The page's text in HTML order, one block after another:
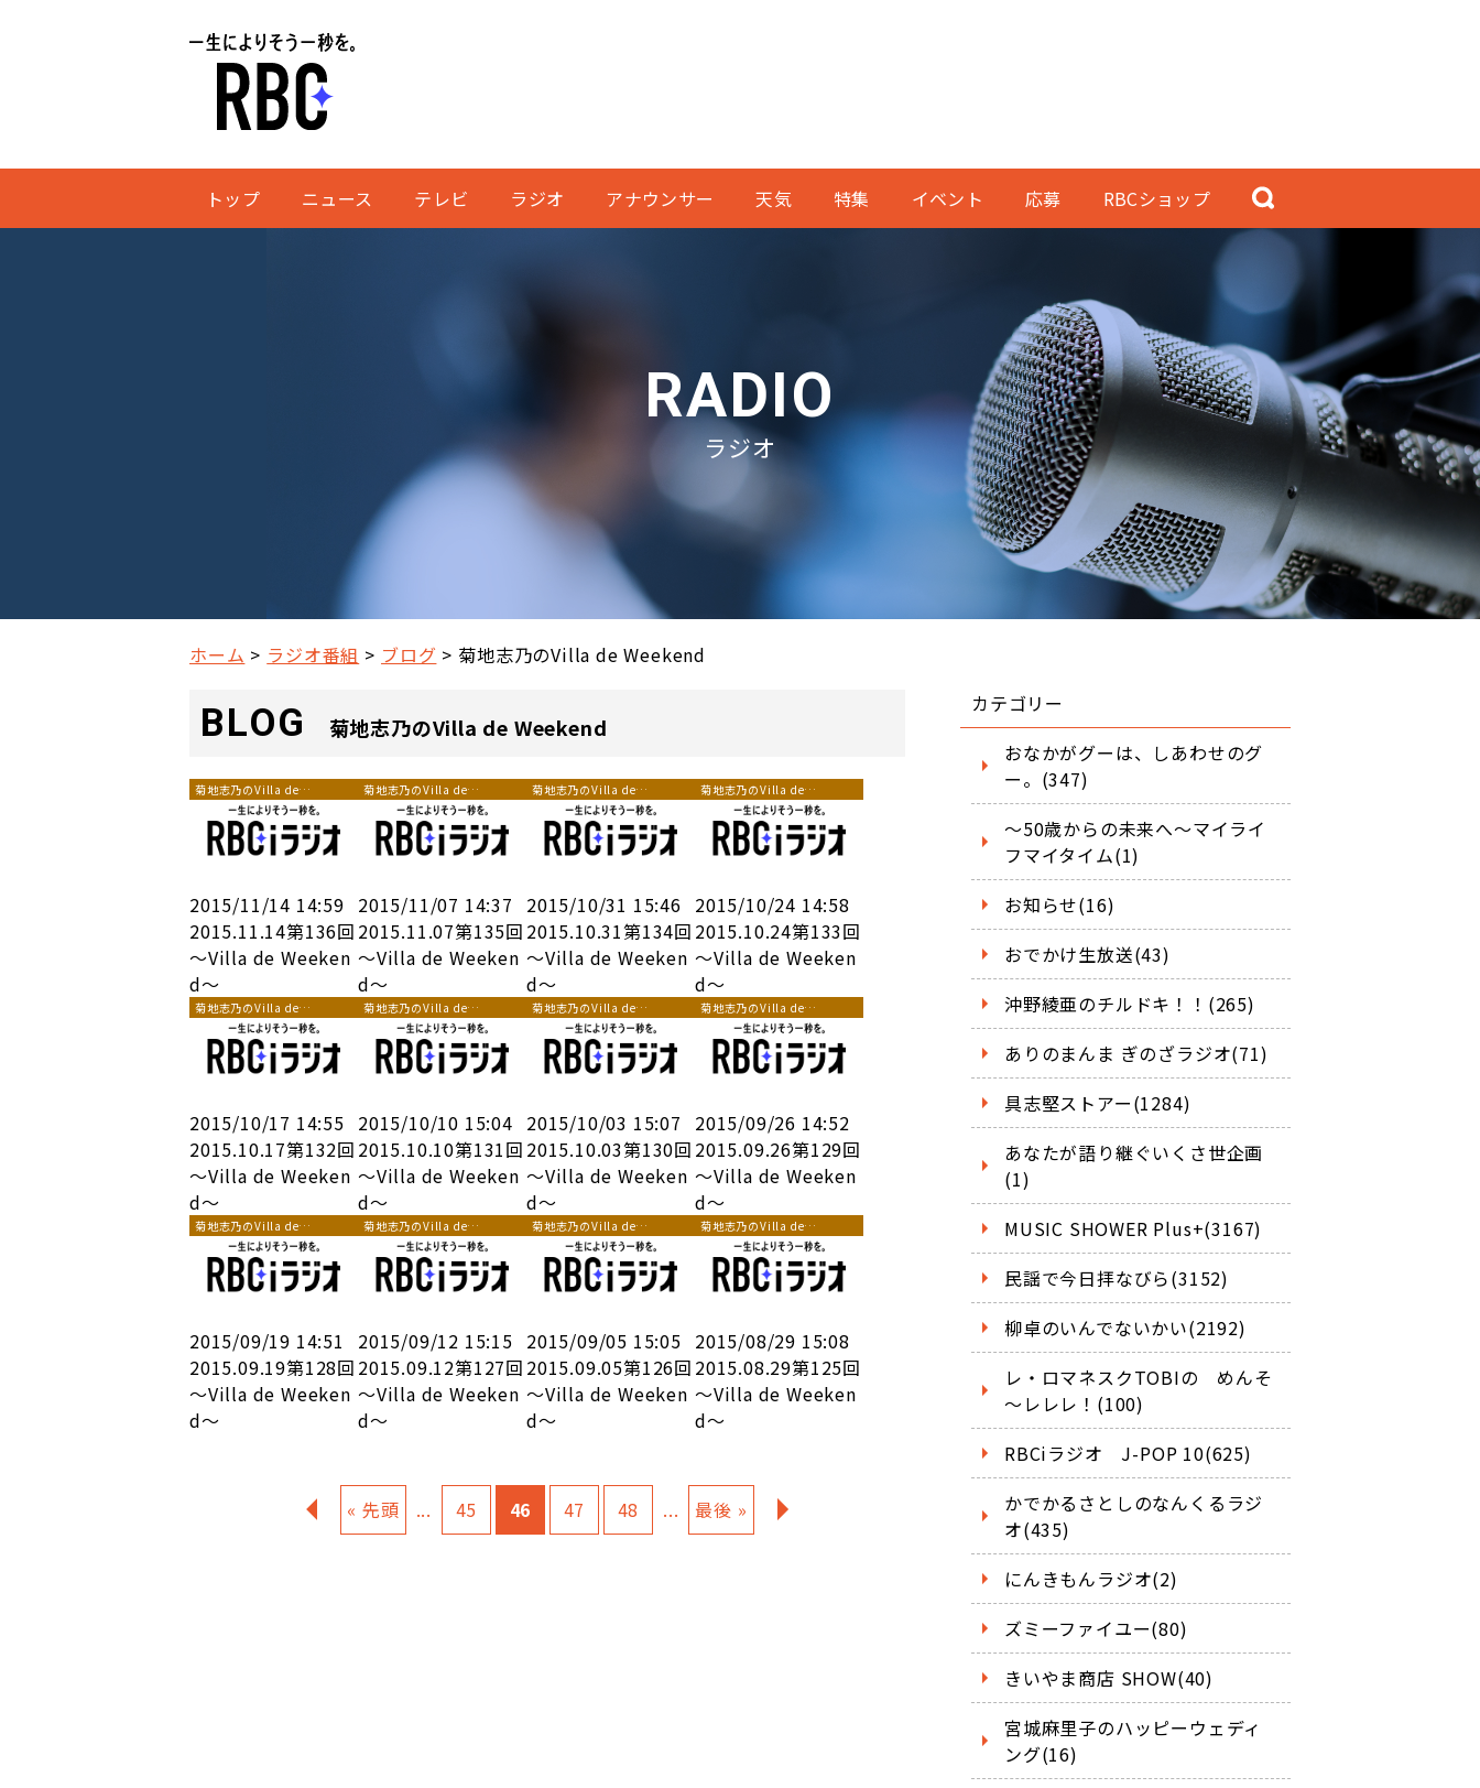
トップ ニュース テレビ ラジオ アナウンサー 天気 特集 イベント 応募 RBCショップ
RADIO
ラジオ
ホーム ラジオ番組 ブログ 菊地志乃のVilla de Weekend
BLOG 菊地志乃のVilla de Weekend
菊地志乃のVilla de
Weekend
2015/11/14 14:59
2015.11.14第136回
～Villa de Weeken
d～
菊地志乃のVilla de
Weekend
2015/11/07 14:37
2015.11.07第135回
～Villa de Weeken
d～
菊地志乃のVilla de
Weekend
2015/10/31 15:46
2015.10.31第134回
～Villa de Weeken
d～
菊地志乃のVilla de
Weekend
2015/10/24 14:58
2015.10.24第133回
～Villa de Weeken
d～
菊地志乃のVilla de
Weekend
2015/10/17 14:55
2015.10.17第132回
～Villa de Weeken
d～
菊地志乃のVilla de
Weekend
2015/10/10 15:04
2015.10.10第131回
～Villa de Weeken
d～
菊地志乃のVilla de
Weekend
2015/10/03 15:07
2015.10.03第130回
～Villa de Weeken
d～
菊地志乃のVilla de
Weekend
2015/09/26 14:52
2015.09.26第129回
～Villa de Weeken
d～
菊地志乃のVilla de
Weekend
2015/09/19 14:51
2015.09.19第128回
～Villa de Weeken
d～
菊地志乃のVilla de
Weekend
2015/09/12 15:15
2015.09.12第127回
～Villa de Weeken
d～
菊地志乃のVilla de
Weekend
2015/09/05 15:05
2015.09.05第126回
～Villa de Weeken
d～
菊地志乃のVilla de
Weekend
2015/08/29 15:08
2015.08.29第125回
～Villa de Weeken
d～
« 先頭
« ... 45 46 47 48 ... »
最後 »
カテゴリー
おなかがグーは、しあわせのグ
ー。(347)
～50歳からの未来へ～マイライ
フマイタイム(1)
お知らせ(16)
おでかけ生放送(43)
沖野綾亜のチルドキ！！(265)
ありのまんま ぎのざラジオ(71)
具志堅ストアー(1284)
あなたが語り継ぐいくさ世企画
(1)
MUSIC SHOWER Plus+(3167)
民謡で今日拝なびら(3152)
柳卓のいんでないかい(2192)
レ・ロマネスクTOBIの めんそ
～レレレ！(100)
RBCiラジオ J-POP 10(625)
かでかるさとしのなんくるラジ
オ(435)
にんきもんラジオ(2)
ズミーファイユー(80)
きいやま商店 SHOW(40)
宮城麻里子のハッピーウェディ
ング(16)